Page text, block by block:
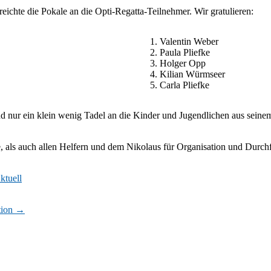
die Pokale an die Opti-Regatta-Teilnehmer. Wir gratulieren:
Valentin Weber
Paula Pliefke
Holger Opp
Kilian Würmseer
Carla Pliefke
ein klein wenig Tadel an die Kinder und Jugendlichen aus
als auch allen Helfern und dem Nikolaus für Organisation und
→